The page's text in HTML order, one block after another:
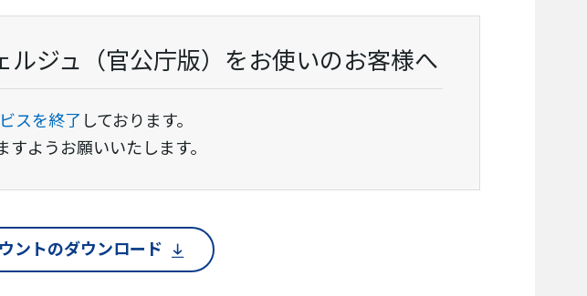
ルジュ（官公庁版）をお使いのお客様へ
スを終了 しております。
すようお願いいたします。
ントのダウンロード